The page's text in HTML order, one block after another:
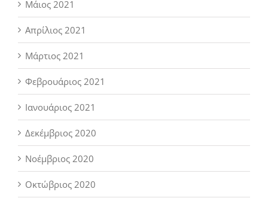
Μάιος 2021
Απρίλιος 2021
Μάρτιος 2021
Φεβρουάριος 2021
Ιανουάριος 2021
Δεκέμβριος 2020
Νοέμβριος 2020
Οκτώβριος 2020